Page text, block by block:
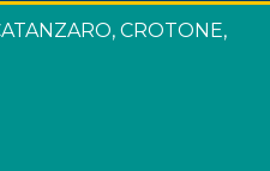
CROTONE,